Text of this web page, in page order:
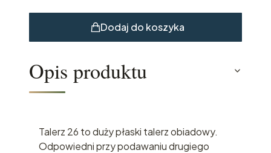
Dodaj do koszyka
Opis produktu
Talerz 26 to duży płaski talerz obiadowy.
Odpowiedni przy podawaniu drugiego